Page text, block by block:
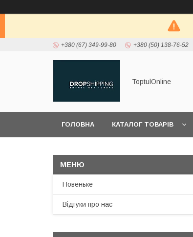
+380 (67) 349-99-80 +380 (50) 138-76-52
ToptulOnline
ГОЛОВНА КАТАЛОГ ТОВАРІВ
Новеньке
Відгуки про нас